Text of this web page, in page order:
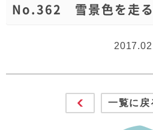
No.362 雪景色を走る
一覧に戻